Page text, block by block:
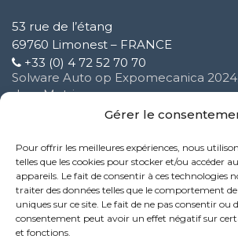
Gérer le
Pour offrir les meilleures expériences, nous
telles que les cookies pour stocker et/ou accéder
appareils. Le fait de consentir à ces technologies
traiter des données telles que le comportement
uniques sur ce site. Le fait de ne pas consentir ou
consentement peut avoir un effet négatif sur
et fonctions.
53 rue de l’étang
69760 Limonest – FRANCE
+33 (0) 4 72 52 70 70
Solware Auto op Expomecanica
door Motrio
Verbetering van onze klantenservice
16 oktober 2024
Nieuwe functie van de Performance-
9 oktober 2024